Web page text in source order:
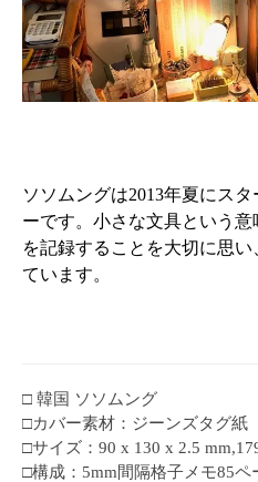
ソソムングは2013年夏にス
ーです。小さな文具という
を記録することを大切に思
ています。
□ 韓国 ソソムング
□カバー素材：ジーンズタグ紙
□サイズ：90 x 130 x 2.5
□構成：5mm間隔格子メモ85ペ